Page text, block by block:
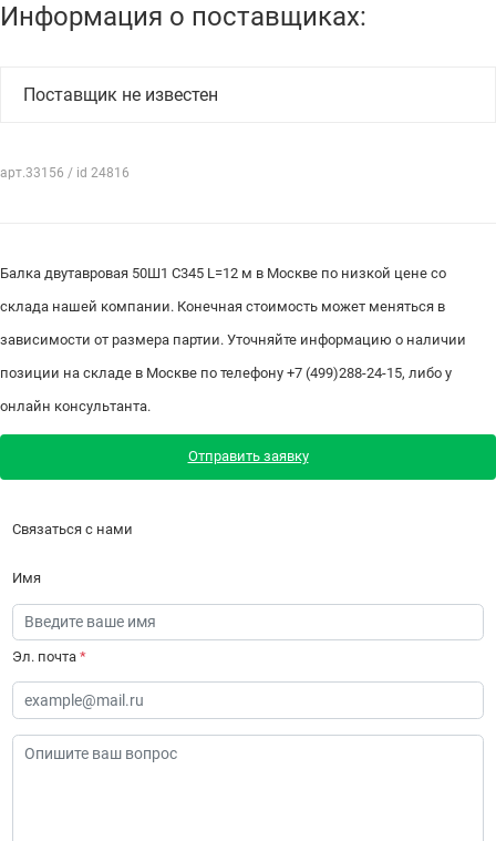
Информация о поставщиках:
Поставщик не известен
арт.33156 / id 24816
Балка двутавровая 50Ш1 С345 L=12 м в Москве по низкой цене со
склада нашей компании. Конечная стоимость может меняться в
зависимости от размера партии. Уточняйте информацию о наличии
позиции на складе в Москве по телефону +7 (499)288-24-15, либо у
онлайн консультанта.
Отправить заявку
Связаться с нами
Имя
Эл. почта *